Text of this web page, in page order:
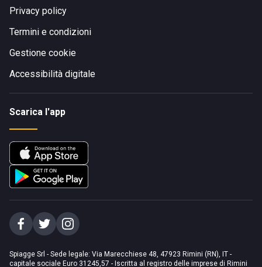
Privacy policy
Termini e condizioni
Gestione cookie
Accessibilità digitale
Scarica l'app
Spiagge Srl - Sede legale: Via Marecchiese 48, 47923 Rimini (RN), IT -
capitale sociale Euro 31245,57 - Iscritta al registro delle imprese di Rimini